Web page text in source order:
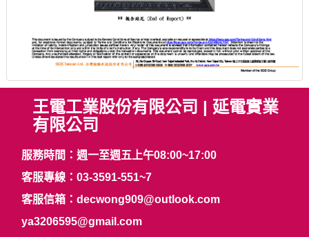
王電工業股份有限公司 | 延電實業
有限公司
服務時間：週一至週五上午08:00~17:00
客服專線： 03-3591-551~7
客服信箱： decwong909@outlook.com
ya3206595@gmail.com